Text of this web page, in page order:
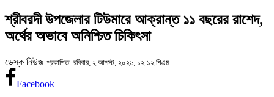
শ্রীবরদী উপজেলার টিউমারে আক্রান্ত ১১ বছরের রাশেদ,
অর্থের অভাবে অনিশ্চিত চিকিৎসা
ডেস্ক নিউজ প্রকাশিত: রবিবার, ২ আগস্ট, ২০২৬, ১২:১২ পিএম
Facebook